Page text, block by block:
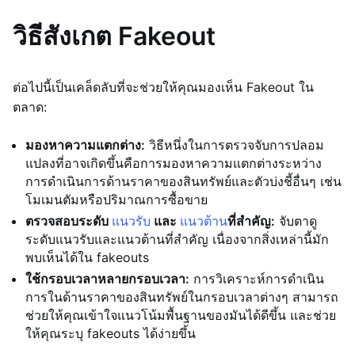
วิธีสังเกต Fakeout
ต่อไปนี้เป็นเคล็ดลับที่จะช่วยให้คุณมองเห็น Fakeout ใน
ตลาด:
มองหาความแตกต่าง: วิธีหนึ่งในการตรวจจับการปลอม
แปลงที่อาจเกิดขึ้นคือการมองหาความแตกต่างระหว่าง
การดำเนินการด้านราคาของสินทรัพย์และตัวบ่งชี้อื่นๆ เช่น
โมเมนตัมหรือปริมาณการซื้อขาย
ตรวจสอบระดับ แนวรับ และ แนวต้านที่สำคัญ: จับตาดู
ระดับแนวรับและแนวต้านที่สำคัญ เนื่องจากสิ่งเหล่านี้มัก
พบเห็นได้ใน fakeouts
ใช้กรอบเวลาหลายกรอบเวลา: การวิเคราะห์การดำเนิน
การในด้านราคาของสินทรัพย์ในกรอบเวลาต่างๆ สามารถ
ช่วยให้คุณเข้าใจแนวโน้มพื้นฐานของมันได้ดีขึ้น และช่วย
ให้คุณระบุ fakeouts ได้ง่ายขึ้น